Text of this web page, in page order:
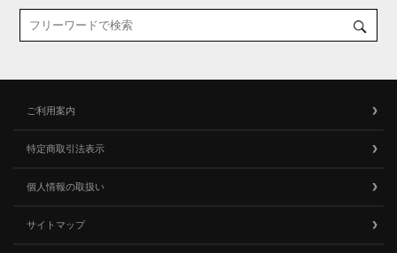
ご利用案内
特定商取引法表示
個人情報の取扱い
サイトマップ